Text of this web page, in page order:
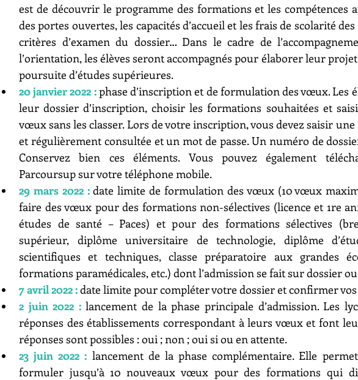
est de découvrir le programme des formations et les compétences
des portes ouvertes, les capacités d’accueil et les frais de scolarité
critères d’examen du dossier… Dans le cadre de
l’orientation, les élèves seront accompagnés pour élaborer leur
poursuite d’études supérieures.
20 janvier 2022 : phase d’inscription et de formulation des vœux. Les
leur dossier d’inscription, choisir les formations souhaitées et
vœux sans les classer. Lors de votre inscription, vous devez saisir une
et régulièrement consultée et un mot de passe. Un numéro de
Conservez bien ces éléments. Vous pouvez également
Parcoursup sur votre téléphone mobile.
29 mars 2022 : date limite de formulation des vœux (10 vœux
faire des vœux pour des formations non-sélectives (licence et 1re
études de santé – Paces) et pour des formations sélectives
supérieur, diplôme universitaire de technologie, diplôme
scientifiques et techniques, classe préparatoire aux grandes
formations paramédicales, etc.) dont l’admission se fait sur dossier
7 avril 2022 : date limite pour compléter votre dossier et confirmer
2 juin 2022 : lancement de la phase principale d’admission. Les
réponses des établissements correspondant à leurs vœux et font
réponses sont possibles : oui ; non ; oui si ou en attente.
23 juin 2022 : lancement de la phase complémentaire. Elle
formuler jusqu’à 10 nouveaux vœux pour des formations qui